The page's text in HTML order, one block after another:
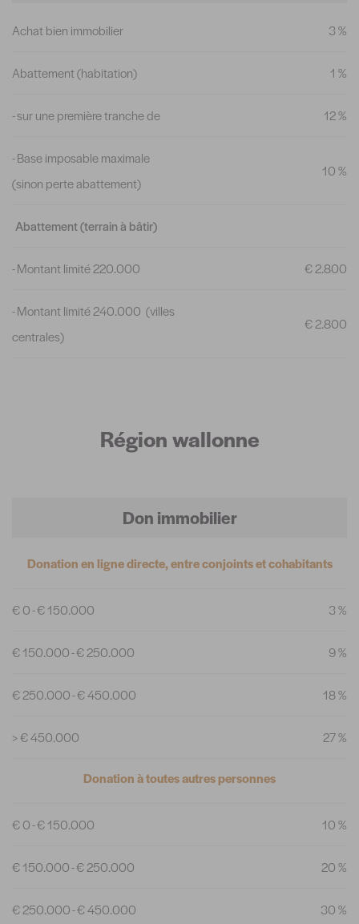
Achat bien immobilier 3 %
Abattement (habitation) 1 %
- sur une première tranche de 12 %
- Base imposable maximale
(sinon perte abattement)
10 %
Abattement (terrain à bâtir)
- Montant limité 220.000 € 2.800
- Montant limité 240.000 (villes
centrales)
€ 2.800
Région wallonne
Don immobilier
Donation en ligne directe, entre conjoints et cohabitants
€ 0 - € 150.000 3 %
€ 150.000 - € 250.000 9 %
€ 250.000 - € 450.000 18 %
> € 450.000 27 %
Donation à toutes autres personnes
€ 0 - € 150.000 10 %
€ 150.000 - € 250.000 20 %
€ 250.000 - € 450.000 30 %